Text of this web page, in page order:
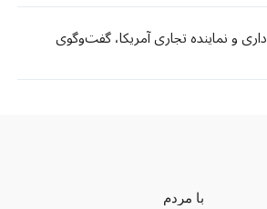
و نماینده تجاری آمریکا، گفت‌وگوی
با مردم